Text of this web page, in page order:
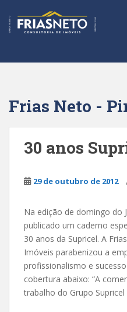
t
Frias Neto -
30 anos
29 de outubro de 2012
Na edição de domingo do
publicado um caderno
30 anos da Supricel. A
Imóveis parabenizou a
profissionalismo e
cobertura abaixo: “A
trabalho do Grupo